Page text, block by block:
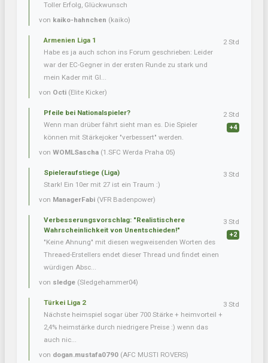
Toller Erfolg, Glückwunsch
von kaiko-hahnchen (kaiko)
Armenien Liga 1
Habe es ja auch schon ins Forum geschrieben: Leider
war der EC-Gegner in der ersten Runde zu stark und
mein Kader mit Gl...
von Octi (Elite Kicker)
2 Std
Pfeile bei Nationalspieler?
Wenn man drüber fährt sieht man es. Die Spieler
können mit Stärkejoker "verbessert" werden.
von WOMLSascha (1.SFC Werda Praha 05)
2 Std
+4
Spieleraufstiege (Liga)
Stark! Ein 10er mit 27 ist ein Traum :)
von ManagerFabi (VFR Badenpower)
3 Std
Verbesserungsvorschlag: "Realistischere
Wahrscheinlichkeit von Unentschieden!"
"Keine Ahnung" mit diesen wegweisenden Worten des
Threaed-Erstellers endet dieser Thread und findet einen
würdigen Absc...
von sledge (Sledgehammer04)
3 Std
+2
Türkei Liga 2
Nächste heimspiel sogar über 700 Stärke + heimvorteil +
2,4% heimstärke durch niedrigere Preise :) wenn das
auch nic...
von dogan.mustafa0790 (AFC MUSTI ROVERS)
3 Std